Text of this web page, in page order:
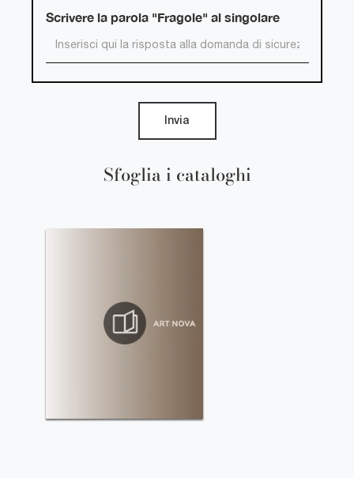
Sfoglia i cataloghi
Scrivere la parola "Fragole" al singolare
Invia